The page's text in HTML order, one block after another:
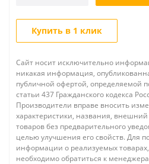
Купить в 1 клик
Сайт носит исключительно
никакая информация,
публичной офертой, определяемой
статьи 437 Гражданского кодекса
Производители вправе вносить
характеристики, названия,
товаров без предварительного
целью улучшения его свойств. Для
информации о реализуемых товарах,
необходимо обратиться к